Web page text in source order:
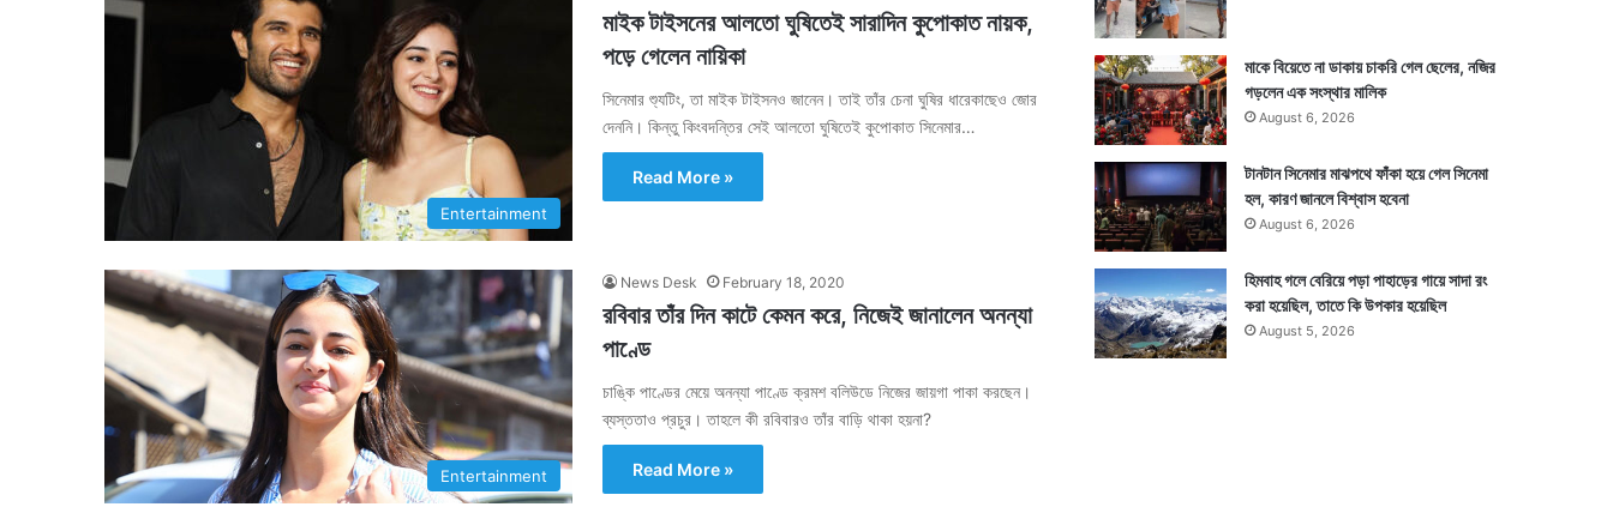
Entertainment
মাইক টাইসনের আলতো ঘুষিতেই সারাদিন কুপোকাত নায়ক,
পড়ে গেলেন নায়িকা
সিনেমার শ্যুটিং, তা মাইক টাইসনও জানেন। তাই তাঁর চেনা ঘুষির ধারেকাছেও জোর
দেননি। কিন্তু কিংবদন্তির সেই আলতো ঘুষিতেই কুপোকাত সিনেমার…
Read More »
Entertainment
News Desk February 18, 2020
রবিবার তাঁর দিন কাটে কেমন করে, নিজেই জানালেন অনন্যা
পাণ্ডে
চাঙ্কি পাণ্ডের মেয়ে অনন্যা পাণ্ডে ক্রমশ বলিউডে নিজের জায়গা পাকা করছেন।
ব্যস্ততাও প্রচুর। তাহলে কী রবিবারও তাঁর বাড়ি থাকা হয়না?
Read More »
মাকে বিয়েতে না ডাকায় চাকরি গেল ছেলের, নজির
গড়লেন এক সংস্থার মালিক
August 6, 2026
টানটান সিনেমার মাঝপথে ফাঁকা হয়ে গেল সিনেমা
হল, কারণ জানলে বিশ্বাস হবেনা
August 6, 2026
হিমবাহ গলে বেরিয়ে পড়া পাহাড়ের গায়ে সাদা রং
করা হয়েছিল, তাতে কি উপকার হয়েছিল
August 5, 2026